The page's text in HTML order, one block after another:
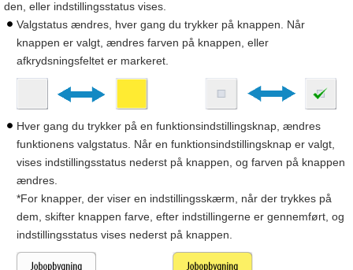
den, eller indstillingsstatus vises.
Valgstatus ændres, hver gang du trykker på knappen. Når
knappen er valgt, ændres farven på knappen, eller
afkrydsningsfeltet er markeret.
Hver gang du trykker på en funktionsindstillingsknap, ændres
funktionens valgstatus. Når en funktionsindstillingsknap er valgt,
vises indstillingsstatus nederst på knappen, og farven på knappen
ændres.
*For knapper, der viser en indstillingsskærm, når der trykkes på
dem, skifter knappen farve, efter indstillingerne er gennemført, og
indstillingsstatus vises nederst på knappen.